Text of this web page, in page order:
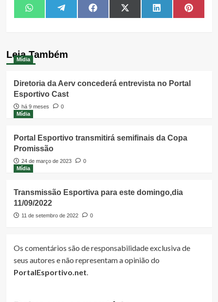
Share
on
WhatsAppShare
on
TelegramShare
on
FacebookShare
on
X
(Twitter)
Share
on
LinkedIn Share
on
Leia Também
Mídia
Diretoria da Aerv concederá entrevista no Portal
Esportivo Cast
há 9 meses
0
Mídia
Portal Esportivo transmitirá semifinais da Copa
Promissão
24 de março de 2023
0
Mídia
Transmissão Esportiva para este domingo,dia
11/09/2022
11 de setembro de 2022 0
Os comentários são de responsabilidade exclusiva de
seus autores e não representam a opinião do
PortalEsportivo.net.